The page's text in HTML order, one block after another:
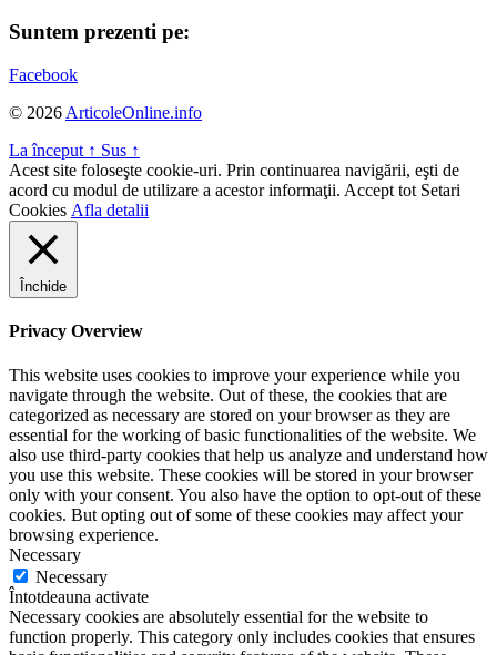
Suntem prezenti pe:
Facebook
© 2026 ArticoleOnline.info
La început ↑ Sus ↑
Acest site foloseşte cookie-uri. Prin continuarea navigării, eşti de
acord cu modul de utilizare a acestor informaţii. Accept tot Setari
Cookies Afla detalii
Închide
Privacy Overview
This website uses cookies to improve your experience while you
navigate through the website. Out of these, the cookies that are
categorized as necessary are stored on your browser as they are
essential for the working of basic functionalities of the website. We
also use third-party cookies that help us analyze and understand how
you use this website. These cookies will be stored in your browser
only with your consent. You also have the option to opt-out of these
cookies. But opting out of some of these cookies may affect your
browsing experience.
Necessary
Necessary
Întotdeauna activate
Necessary cookies are absolutely essential for the website to
function properly. This category only includes cookies that ensures